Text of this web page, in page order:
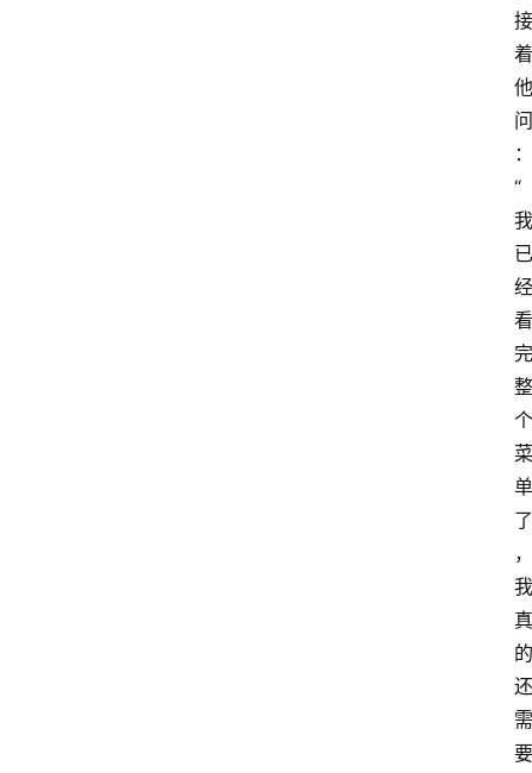
接
着
他
问
：
“
我
已
经
看
完
整
个
菜
单
了
，
我
真
的
还
需
要